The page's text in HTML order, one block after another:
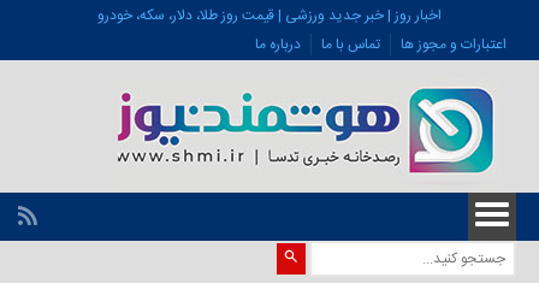
اخبار روز | خبر جدید ورزشی | قیمت روز طلا، دلار، سکه، خودرو
اعتبارات و مجوز ها
تماس با ما درباره ما